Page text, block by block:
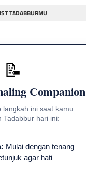
TADABBURMU
📝
Companion
langkah ini saat kamu
Tadabbur hari ini:
Mulai dengan tenang
agar hati